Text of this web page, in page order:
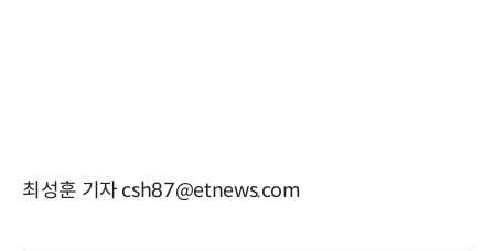
최성훈 기자 csh87@etnews.com